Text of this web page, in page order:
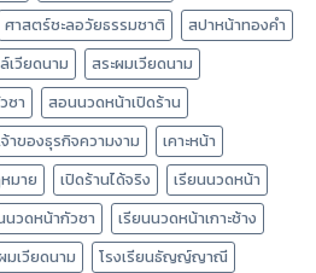
ศาสตร์ชะลอวัยธรรมชาติ
สปาหน้าทองคำ
เวียดนาม
สระผมเวียดนาม
ซา
สอนนวดหน้าเปิดร้าน
าของธุรกิจความงาม
เคาะหน้า
มาย
เปิดร้านได้จริง
เรียนนวดหน้า
นวดหน้ากัวซา
เรียนนวดหน้าเกาะช้าง
มเวียดนาม
โรงเรียนธัญญ์ญาณี